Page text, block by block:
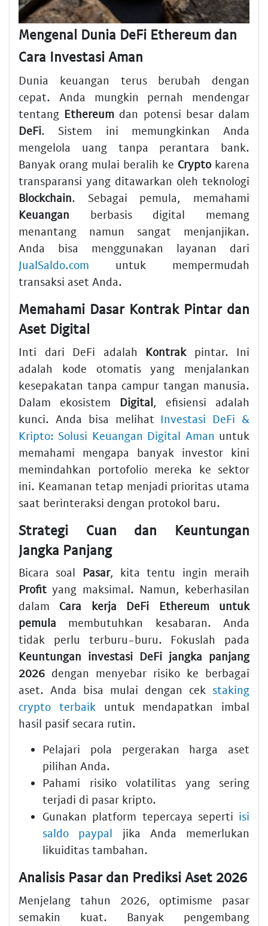
Mengenal Dunia DeFi Ethereum dan
Cara Investasi Aman
Dunia keuangan terus berubah dengan
cepat. Anda mungkin pernah mendengar
tentang Ethereum dan potensi besar dalam
DeFi. Sistem ini memungkinkan Anda
mengelola uang tanpa perantara bank.
Banyak orang mulai beralih ke Cryptokarena
transparansi yang ditawarkan oleh teknologi
Blockchain. Sebagai pemula, memahami
Keuangan berbasis digital memang
menantang namun sangat menjanjikan.
Anda bisa menggunakan layanan dari
JualSaldo.com untuk mempermudah
transaksi aset Anda.
Memahami Dasar Kontrak Pintar dan
Aset Digital
Inti dari DeFi adalah Kontrakpintar. Ini
adalah kode otomatis yang menjalankan
kesepakatan tanpa campur tangan manusia.
Dalam ekosistem Digital, efisiensi adalah
kunci. Anda bisa melihat Investasi DeFi &
Kripto: Solusi Keuangan Digital Aman untuk
memahami mengapa banyak investor kini
memindahkan portofolio mereka ke sektor
ini. Keamanan tetap menjadi prioritas utama
saat berinteraksi dengan protokol baru.
Strategi Cuan dan Keuntungan
Jangka Panjang
Bicara soal Pasar, kita tentu ingin meraih
Profit yang maksimal. Namun, keberhasilan
dalam Cara kerja DeFi Ethereum untuk
pemula membutuhkan kesabaran. Anda
tidak perlu terburu-buru. Fokuslah pada
Keuntungan investasi DeFi jangka panjang
2026 dengan menyebar risiko ke berbagai
aset. Anda bisa mulai dengan cek staking
crypto terbaikuntuk mendapatkan imbal
hasil pasif secara rutin.
Pelajari pola pergerakan harga aset
pilihan Anda.
Pahami risiko volatilitas yang sering
terjadi di pasar kripto.
Gunakan platform tepercaya seperti isi
saldo paypal jika Anda memerlukan
likuiditas tambahan.
Analisis Pasar dan Prediksi Aset 2026
Menjelang tahun 2026, optimisme pasar
semakin kuat. Banyak pengembang